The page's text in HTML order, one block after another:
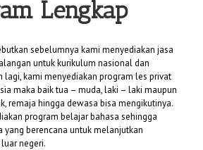
Lengkap
sebelumnya kami menyediakan jasa
untuk kurikulum nasional dan
lagi, kami menyediakan program les privat
maka baik tua – muda, laki – laki maupun
remaja hingga dewasa bisa mengikutinya.
program belajar bahasa sehingga
yang berencana untuk melanjutkan
negeri.